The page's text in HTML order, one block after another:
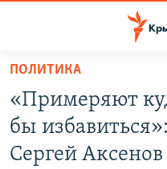
Вернуться
основному
содержанию
Вернутся
СПЕЦПРОЕКТЫ
ГРУЗ 200
ВОДА
ПОЛИТИКА
«Примеряют
бы
Сергей Аксенов